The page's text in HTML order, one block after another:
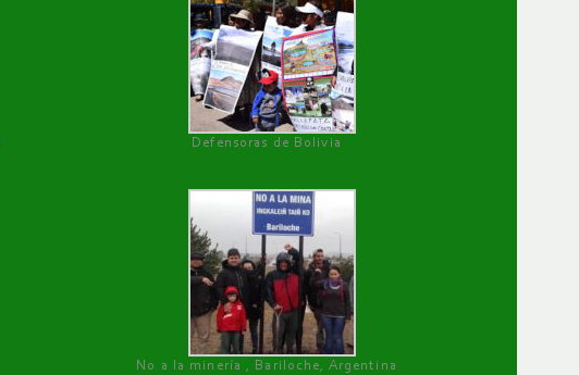
Defensoras de Bolivia
No a la minería , Bariloche, Argentina